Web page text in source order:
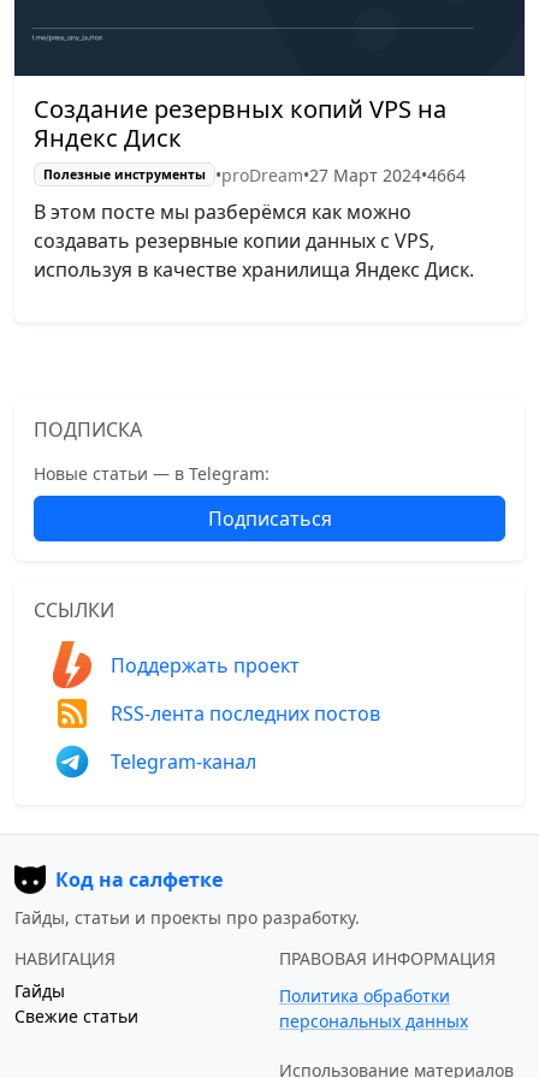
Создание резервных копий VPS на
Яндекс Диск
Полезные инструменты •proDream•27 Март 2024•4664
В этом посте мы разберёмся как можно
создавать резервные копии данных с VPS,
используя в качестве хранилища Яндекс Диск.
ПОДПИСКА
Новые статьи — в Telegram:
Подписаться
ССЫЛКИ
Поддержать проект
RSS-лента последних постов
Telegram-канал
Код на салфетке
Гайды, статьи и проекты про разработку.
НАВИГАЦИЯ
Гайды
Свежие статьи
ПРАВОВАЯ ИНФОРМАЦИЯ
Политика обработки
персональных данных
Использование материалов